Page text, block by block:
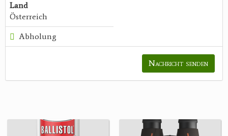
Land
Österreich
Abholung
Nachricht senden